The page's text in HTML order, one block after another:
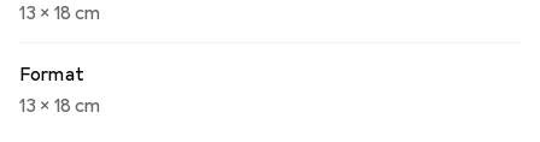
13 x 18 cm
Format
13 x 18 cm